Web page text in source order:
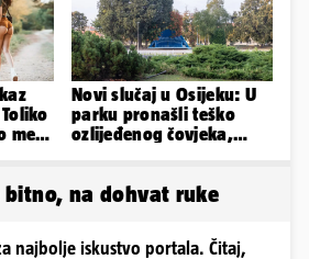
meni
Novi slučaj u Osijeku: U
parku pronašli teško
ozlijeđenog čovjeka,
bitno, na dohvat ruke
najbolje iskustvo portala. Čitaj,